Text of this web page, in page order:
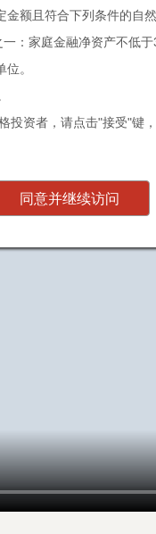
额且符合下列条件的自
：家庭金融净资产不低
。
资者，请点击"接受"键
同意并继续访问